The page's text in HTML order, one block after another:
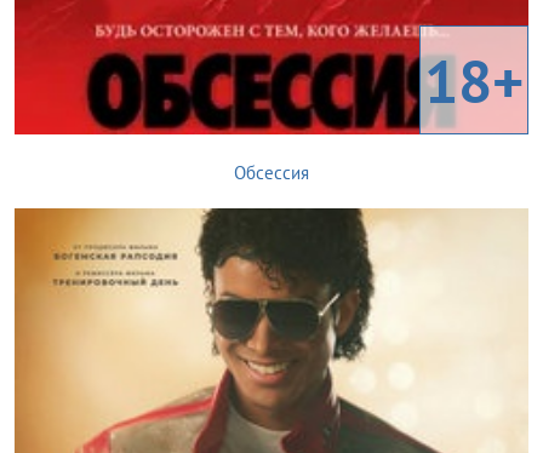
18+
Обсессия